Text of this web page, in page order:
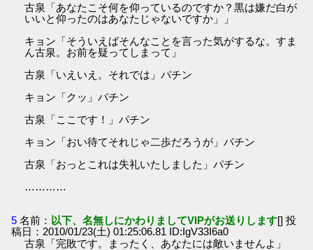
古泉「あなたこそ何を仰っているのですか？黒は嫌だ白が
いいと仰ったのはあなたじゃないですか」」
キョン「そういえばそんなことを言った気がするな。すま
ん古泉。お前を疑ってしまって」
古泉「いえいえ。それでは」パチン
キョン「クッ」パチン
古泉「ここです！」パチン
キョン「おい待てそれじゃ二歩だろうが」パチン
古泉「おっとこれは失礼いたしました」パチン
…………
5 名前： 以下、名無しにかわりましてVIPがお送りします[] 投
稿日：2010/01/23(土) 01:25:06.81 ID:IgV33I6a0
古泉「完敗です。まったく、あなたには敵いませんよ」